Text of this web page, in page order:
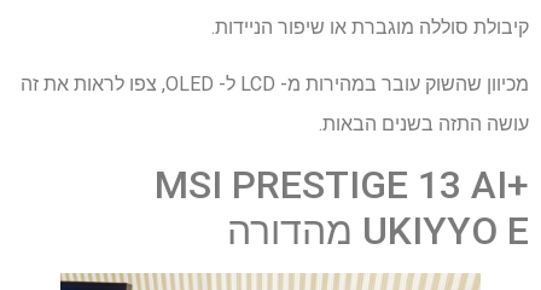
קיבולת סוללה מוגברת או שיפור הניידות.
מכיוון שהשוק עובר במהירות מ- LCD ל- OLED, צפו לראות את זה
עושה התזה בשנים הבאות.
MSI PRESTIGE 13 AI+
UKIYYO E מהדורה